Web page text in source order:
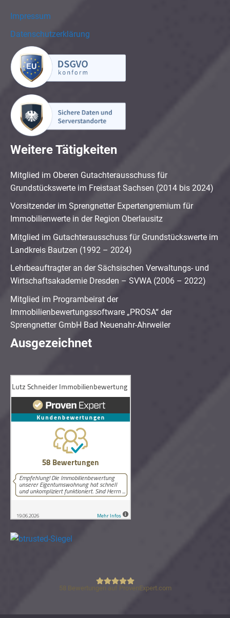
Impressum
Datenschutzerklärung
Weitere Tätigkeiten
Mitglied im Oberen Gutachterausschuss für
Grundstückswerte im Freistaat Sachsen (2014 bis 2024)
Vorsitzender im Sprengnetter Expertengremium für
Immobilienwerte in der Region Oberlausitz
Mitglied im Gutachterausschuss für Grundstückswerte im
Landkreis Bautzen (1992 – 2024)
Lehrbeauftragter an der Sächsischen Verwaltungs- und
Wirtschaftsakademie Dresden – SVWA (2006 – 2022)
Mitglied im Programbeirat der
Immobilienbewertungssoftware „PROSA“ der
Sprengnetter GmbH Bad Neuenahr-Ahrweiler
Ausgezeichnet
Lutz Schneider Immobilienbewertung
58 Bewertungen auf ProvenExpert.com